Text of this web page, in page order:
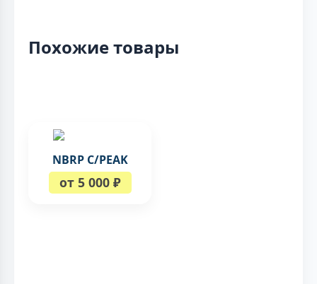
Похожие товары
NBRP C/PEAK
от 5 000 ₽